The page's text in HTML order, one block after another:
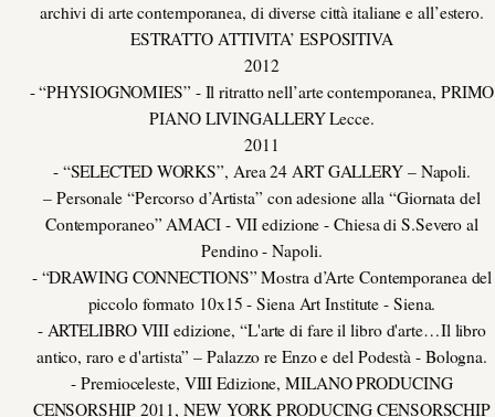
archivi di arte contemporanea, di diverse città italiane e all’estero.
ESTRATTO ATTIVITA’ ESPOSITIVA
2012
- “PHYSIOGNOMIES” - Il ritratto nell’arte contemporanea, PRIMO
PIANO LIVINGALLERY Lecce.
2011
- “SELECTED WORKS”, Area 24 ART GALLERY – Napoli.
– Personale “Percorso d’Artista” con adesione alla “Giornata del
Contemporaneo” AMACI - VII edizione - Chiesa di S.Severo al
Pendino - Napoli.
- “DRAWING CONNECTIONS” Mostra d’Arte Contemporanea del
piccolo formato 10x15 - Siena Art Institute - Siena.
- ARTELIBRO VIII edizione, “L'arte di fare il libro d'arte…Il libro
antico, raro e d'artista” – Palazzo re Enzo e del Podestà - Bologna.
- Premioceleste, VIII Edizione, MILANO PRODUCING
CENSORSHIP 2011, NEW YORK PRODUCING CENSORSCHIP